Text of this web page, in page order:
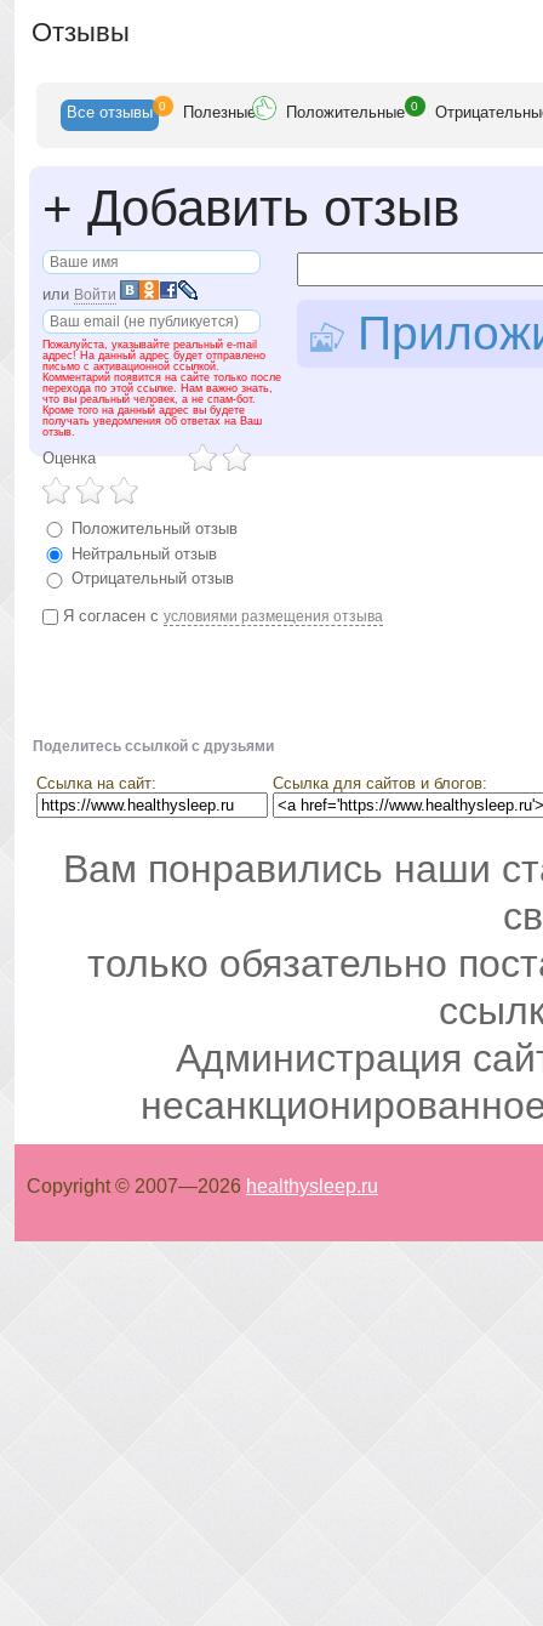
Отзывы
Все отзывы 0 Полезные Положительные 0 Отрицат
+ Добавить отзыв
или Войти
Пожалуйста, указывайте реальный e-mail
адрес! На данный адрес будет отправлено
письмо с активационной ссылкой.
Комментарий появится на сайте только после
перехода по этой ссылке. Нам важно знать,
что вы реальный человек, а не спам-бот.
Кроме того на данный адрес вы будете
получать уведомления об ответах на Ваш
отзыв.
Оценка
Положительный отзыв
Нейтральный отзыв
Отрицательный отзыв
Я согласен с условиями размещения отзыва
Поделитесь ссылкой с друзьями
Ссылка на сайт: Ссылка для сайтов и блогов:
Вам понравились наши
только обязательно
Администрация
Copyright © 2007—2026 healthysleep.ru